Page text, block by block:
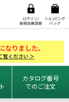
りました。
覧ください ＞
カタログ番号
でのご注文